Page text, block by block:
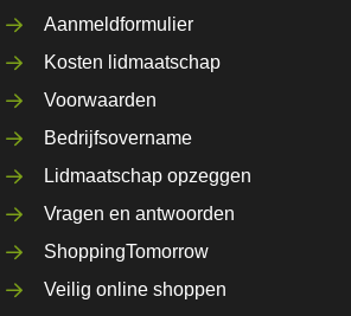
Aanmeldformulier
Kosten lidmaatschap
Voorwaarden
Bedrijfsovername
Lidmaatschap opzeggen
Vragen en antwoorden
ShoppingTomorrow
Veilig online shoppen